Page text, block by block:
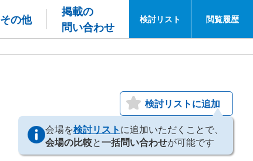
その他
掲載の
問い合わせ
検討リスト 閲覧履歴
検討リストに追加
会場を検討リストに追加いただくことで、
会場の比較と一括問い合わせが可能です